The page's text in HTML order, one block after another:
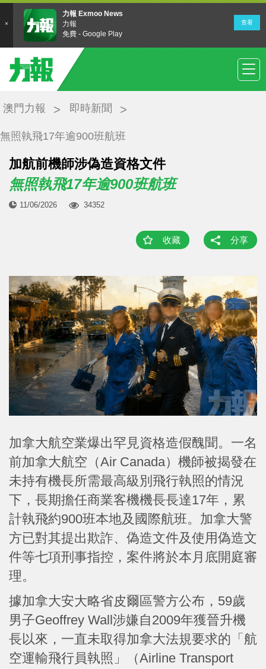
澳門力報 即時新聞
無照執飛17年逾900班航班
加航前機師涉偽造資格文件
無照執飛17年逾900班航班
11/06/2026 34352
收藏 分享
加拿大航空業爆出罕見資格造假醜聞。一名
前加拿大航空（Air Canada）機師被揭發在
未持有機長所需最高級別飛行執照的情況
下，長期擔任商業客機機長長達17年，累
計執飛約900班本地及國際航班。加拿大警
方已對其提出欺詐、偽造文件及使用偽造文
件等七項刑事指控，案件將於本月底開庭審
理。
據加拿大安大略省皮爾區警方公布，59歲
男子Geoffrey Wall涉嫌自2009年獲晉升機
長以來，一直未取得加拿大法規要求的「航
空運輸飛行員執照」（Airline Transport